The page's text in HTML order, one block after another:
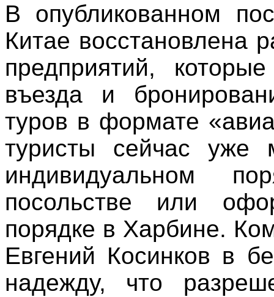
В опубликованном
Китае восстановлена
предприятий,
въезда и
туров в формате
туристы сейчас уже
индивидуальном
посольстве или
порядке в Харбине.
Евгений Косинков в
надежду, что